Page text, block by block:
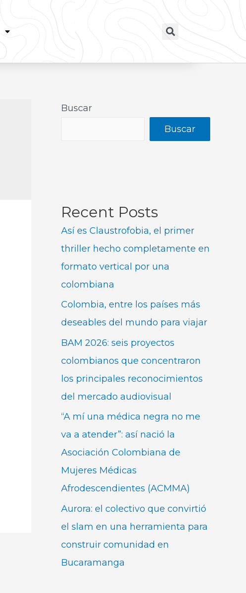
Buscar
Buscar
Recent Posts
Así es Claustrofobia, el primer
thriller hecho completamente en
formato vertical por una
colombiana
Colombia, entre los países más
deseables del mundo para viajar
BAM 2026: seis proyectos
colombianos que concentraron
los principales reconocimientos
del mercado audiovisual
“A mí una médica negra no me
va a atender”: así nació la
Asociación Colombiana de
Mujeres Médicas
Afrodescendientes (ACMMA)
Aurora: el colectivo que convirtió
el slam en una herramienta para
construir comunidad en
Bucaramanga